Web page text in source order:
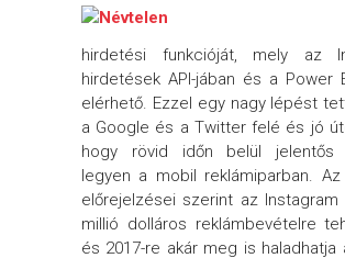
hirdetési funkcióját, mely az
hirdetések API-jában és a Power
elérhető. Ezzel egy nagy lépést
a Google és a Twitter felé és jó
hogy rövid időn belül jelentős
legyen a mobil reklámiparban.
előrejelzései szerint az Instagram
millió dolláros reklámbevételre
és 2017-re akár meg is haladhatja